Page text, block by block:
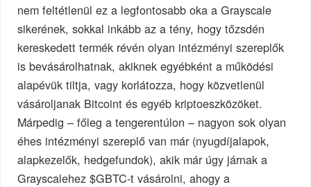
nem feltétlenül ez a legfontosabb oka a Grayscale
sikerének, sokkal inkább az a tény, hogy tőzsdén
kereskedett termék révén olyan intézményi szereplők
is bevásárolhatnak, akiknek egyébként a működési
alapévük tiltja, vagy korlátozza, hogy közvetlenül
vásároljanak Bitcoint és egyéb kriptoeszközöket.
Márpedig – főleg a tengerentúlon – nagyon sok olyan
éhes intézményi szereplő van már (nyugdíjalapok,
alapkezelők, hedgefundok), akik már úgy járnak a
Grayscalehez $GBTC-t vásárolni, ahogy a